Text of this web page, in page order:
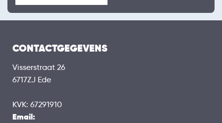
CONTACTGEGEVENS
Visserstraat 26
6717ZJ Ede
KVK: 67291910
Email: